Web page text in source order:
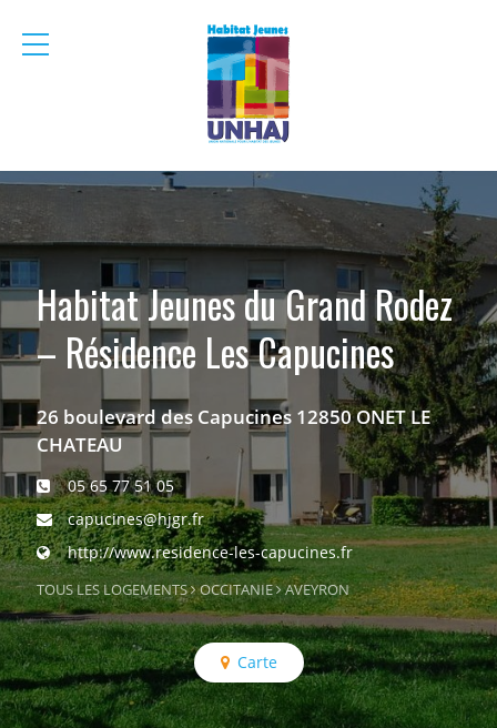
menu
Habitat Jeunes du Grand Rodez
– Résidence Les Capucines
26 boulevard des Capucines 12850 ONET LE
CHATEAU
05 65 77 51 05
capucines@hjgr.fr
http://www.residence-les-capucines.fr
TOUS LES LOGEMENTS OCCITANIE AVEYRON
Carte